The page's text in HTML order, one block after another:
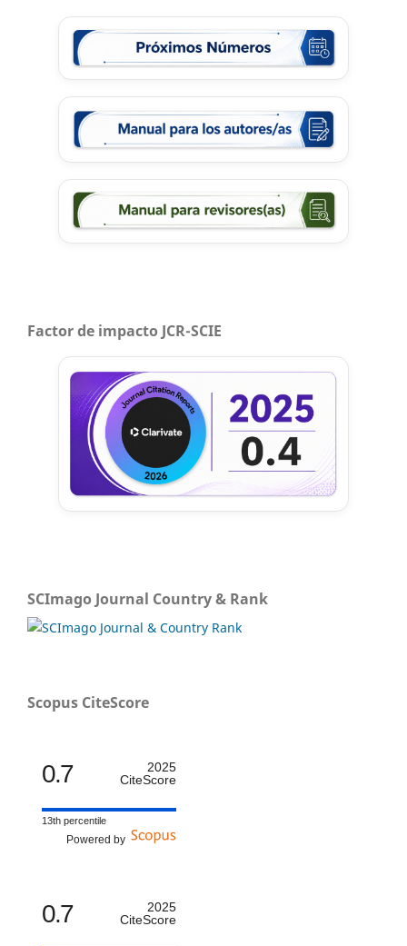
Factor de impacto JCR-SCIE
SCImago Journal Country & Rank
Scopus CiteScore
0.7
2025
CiteScore
13th percentile
Powered by
0.7
2025
CiteScore